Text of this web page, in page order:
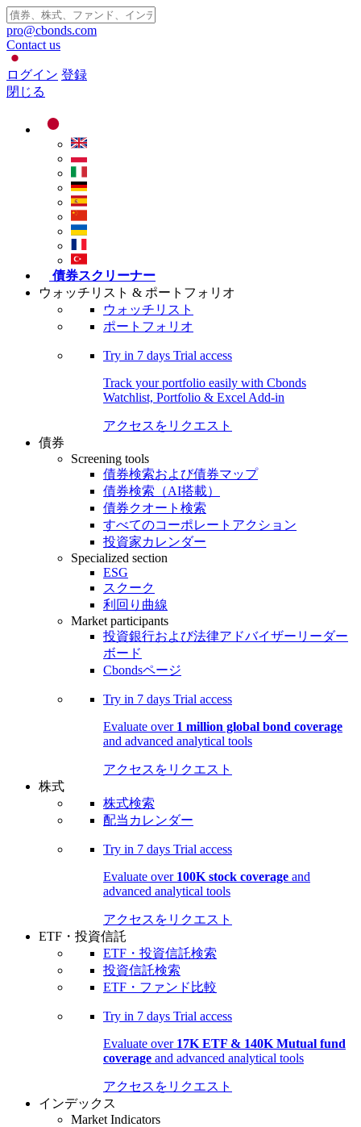
pro@cbonds.com
Contact us
ログイン 登録
閉じる
債券スクリーナー
ウォッチリスト & ポートフォリオ
ウォッチリスト
ポートフォリオ
Try in 7 days Trial access
Track your portfolio easily with Cbonds
Watchlist, Portfolio & Excel Add-in
アクセスをリクエスト
債券
Screening tools
債券検索および債券マップ
債券検索（AI搭載）
債券クオート検索
すべてのコーポレートアクション
投資家カレンダー
Specialized section
ESG
スクーク
利回り曲線
Market participants
投資銀行および法律アドバイザーリーダー
ボード
Cbondsページ
Try in 7 days Trial access
Evaluate over 1 million global bond coverage
and advanced analytical tools
アクセスをリクエスト
株式
株式検索
配当カレンダー
Try in 7 days Trial access
Evaluate over 100K stock coverage and
advanced analytical tools
アクセスをリクエスト
ETF・投資信託
ETF・投資信託検索
投資信託検索
ETF・ファンド比較
Try in 7 days Trial access
Evaluate over 17K ETF & 140K Mutual fund
coverage and advanced analytical tools
アクセスをリクエスト
インデックス
Market Indicators